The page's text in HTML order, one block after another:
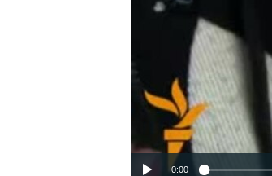
ՁԳՏԵԼՈՎ ԼԱՎԱԳՈՒՅՆԻՆ
0:00